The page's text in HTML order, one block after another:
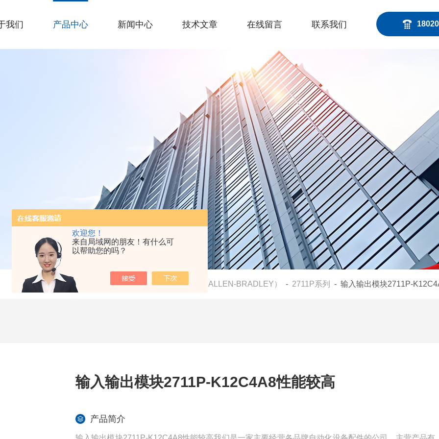
欢迎您！
来自局域网的朋友！有什么可
以帮助您的吗？
我们 产品中心 新闻中心 技术文章 在线留言 联系我们
当前位置：首页- 产品中心- AB（ALLEN-BRADLEY） - 2711P系列 - 输入输出模块2711P-
输入输出模块2711P-K12C4A8性能较高
产品简介